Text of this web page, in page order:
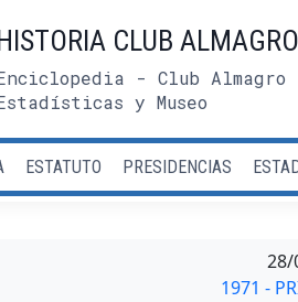
CLUB ALMAGRO
- Club
y Museo
ESTATUTO PRESIDENCIAS
28/
1971 -